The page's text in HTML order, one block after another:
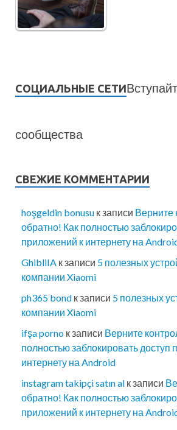
СОЦИАЛЬНЫЕ СЕТИ
сообщества
СВЕЖИЕ КОММЕНТАРИИ
hoşgeldin bonusu к записи Верните
обратно! Как полностью
приложений к интернету на
GhibliIA к записи 5 полезных
компании Xiaomi
ph365 bond к записи 5 полезных
компании Xiaomi
ifşa porno к записи Верните
полностью заблокировать доступ
интернету на Android
instagram takipçi satın al к записи
обратно! Как полностью
приложений к интернету на